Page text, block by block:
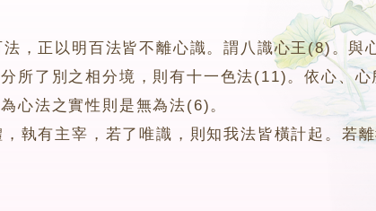
正以明百法皆不離心識。謂八識心王(8)。與
所了別之相分境，則有十一色法(11)。依心、心
心法之實性則是無為法(6)。
有主宰，若了唯識，則知我法皆橫計起。若